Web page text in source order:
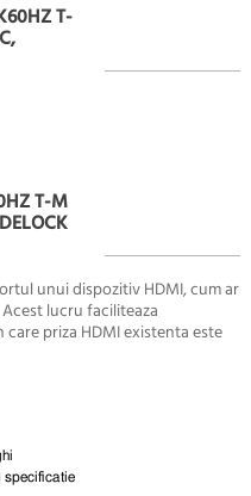
T-
T-M
unui dispozitiv HDMI, cum ar
lucru faciliteaza
priza HDMI existenta este
specificatie